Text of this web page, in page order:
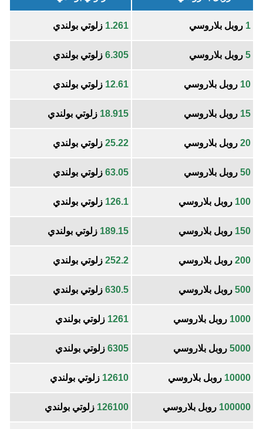
1 روبل بلاروسي 1.261 زلوتي بولندي
5 روبل بلاروسي 6.305 زلوتي بولندي
10 روبل بلاروسي 12.61 زلوتي بولندي
15 روبل بلاروسي 18.915 زلوتي بولندي
20 روبل بلاروسي 25.22 زلوتي بولندي
50 روبل بلاروسي 63.05 زلوتي بولندي
100 روبل بلاروسي 126.1 زلوتي بولندي
150 روبل بلاروسي 189.15 زلوتي بولندي
200 روبل بلاروسي 252.2 زلوتي بولندي
500 روبل بلاروسي 630.5 زلوتي بولندي
1000 روبل بلاروسي 1261 زلوتي بولندي
5000 روبل بلاروسي 6305 زلوتي بولندي
10000 روبل بلاروسي 12610 زلوتي بولندي
100000 روبل بلاروسي 126100 زلوتي بولندي